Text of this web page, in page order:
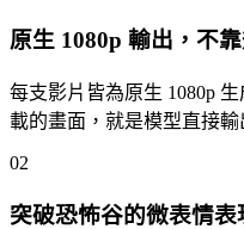
原生 1080p 輸出，不
每支影片皆為原生 1080p
載的畫面，就是模型直接
02
突破恐怖谷的微表情表